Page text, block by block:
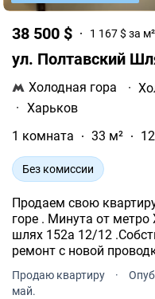
38 500 $ 1 167 $ за м²
ул. Полтавский
Холодная гора ·
· Харьков
1 комната
33 м²
Без комиссии
Продаем свою
горе . Минута от
шлях 152а 12/12
ремонт с новой
.Рядом садик , школа ,
доступности .
Продаю квартиру ·
май.